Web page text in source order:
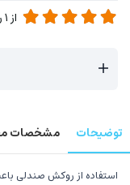
از 1
توضیحات مشخصات
استفاده از روکش صندلی